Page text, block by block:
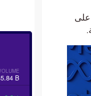
على
B